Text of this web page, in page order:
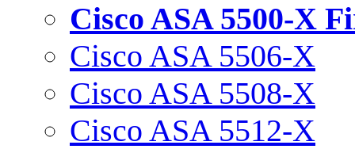
Cisco ASA 5500-X
Cisco ASA 5506-X
Cisco ASA 5508-X
Cisco ASA 5512-X